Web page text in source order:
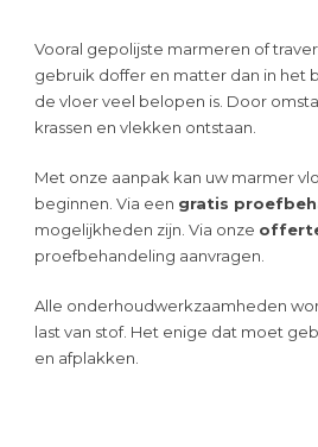
Vooral gepolijste marmeren of
gebruik doffer en matter dan in het
de vloer veel belopen is. Door
krassen en vlekken ontstaan.
Met onze aanpak kan uw marmer
beginnen. Via een gratis
mogelijkheden zijn. Via onze
proefbehandeling aanvragen.
Alle onderhoudwerkzaamheden
last van stof. Het enige dat moet
en afplakken.